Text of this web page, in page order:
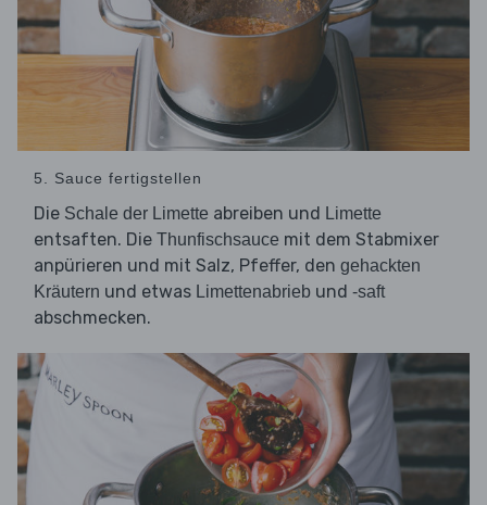
5. Sauce fertigstellen
Die Schale der Limette abreiben und Limette
entsaften. Die Thunfischsauce mit dem Stabmixer
anpürieren und mit Salz, Pfeffer, den gehackten
Kräutern und etwas Limettenabrieb und -saft
abschmecken.